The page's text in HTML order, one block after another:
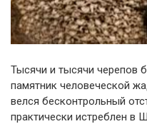
Тысячи и тысячи черепов
памятник человеческой
велся бесконтрольный
практически истреблен в